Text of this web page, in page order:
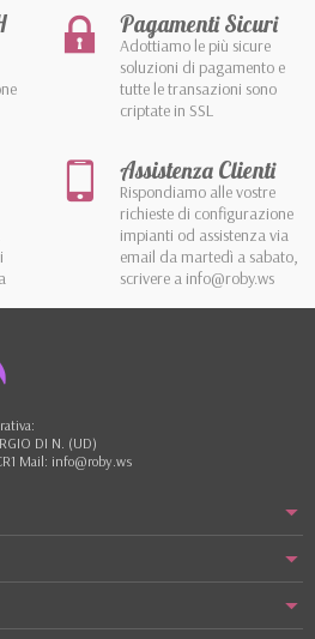
Pagamenti Sicuri
Adottiamo le più sicure
soluzioni di pagamento e
tutte le transazioni sono
criptate in SSL
Assistenza Clienti
Rispondiamo alle vostre
richieste di configurazione
impianti od assistenza via
email da martedì a sabato,
scrivere a info@roby.ws
DI N. (UD)
Mail: info@roby.ws